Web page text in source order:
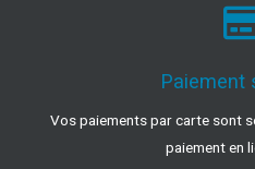
Paiement
Vos paiements par carte sont
paiement en